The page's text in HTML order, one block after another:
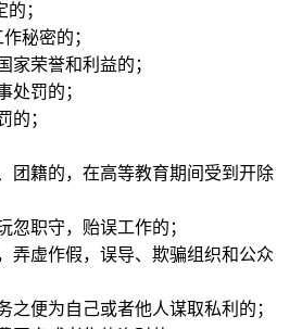
；
秘密的；
家荣誉和利益的；
处罚的；
的；
团籍的，在高等教育期间受到开除
忽职守，贻误工作的；
弄虚作假，误导、欺骗组织和公众
之便为自己或者他人谋取私利的；